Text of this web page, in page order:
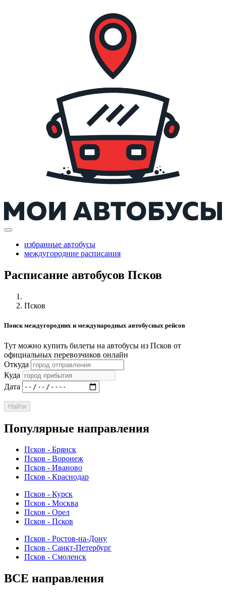
избранные автобусы
междугородние расписания
Расписание автобусов Псков
Псков
Поиск междугородних и международных автобусных рейсов
Тут можно купить билеты на автобусы из Псков от
официальных перевозчиков онлайн
Откуда
Куда
Дата
Найти
Популярные направления
Псков - Брянск
Псков - Воронеж
Псков - Иваново
Псков - Краснодар
Псков - Курск
Псков - Москва
Псков - Орел
Псков - Псков
Псков - Ростов-на-Дону
Псков - Санкт-Петербург
Псков - Смоленск
ВСЕ направления